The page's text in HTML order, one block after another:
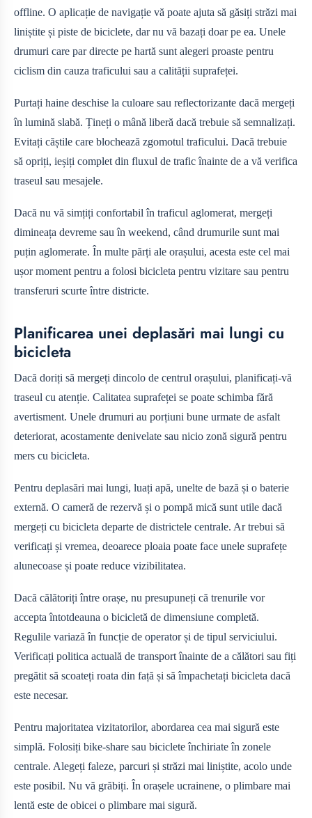
offline. O aplicație de navigație vă poate ajuta să găsiți străzi mai
liniștite și piste de biciclete, dar nu vă bazați doar pe ea. Unele
drumuri care par directe pe hartă sunt alegeri proaste pentru
ciclism din cauza traficului sau a calității suprafeței.
Purtați haine deschise la culoare sau reflectorizante dacă mergeți
în lumină slabă. Țineți o mână liberă dacă trebuie să semnalizați.
Evitați căștile care blochează zgomotul traficului. Dacă trebuie
să opriți, ieșiți complet din fluxul de trafic înainte de a vă verifica
traseul sau mesajele.
Dacă nu vă simțiți confortabil în traficul aglomerat, mergeți
dimineața devreme sau în weekend, când drumurile sunt mai
puțin aglomerate. În multe părți ale orașului, acesta este cel mai
ușor moment pentru a folosi bicicleta pentru vizitare sau pentru
transferuri scurte între districte.
Planificarea unei deplasări mai lungi cu
bicicleta
Dacă doriți să mergeți dincolo de centrul orașului, planificați-vă
traseul cu atenție. Calitatea suprafeței se poate schimba fără
avertisment. Unele drumuri au porțiuni bune urmate de asfalt
deteriorat, acostamente denivelate sau nicio zonă sigură pentru
mers cu bicicleta.
Pentru deplasări mai lungi, luați apă, unelte de bază și o baterie
externă. O cameră de rezervă și o pompă mică sunt utile dacă
mergeți cu bicicleta departe de districtele centrale. Ar trebui să
verificați și vremea, deoarece ploaia poate face unele suprafețe
alunecoase și poate reduce vizibilitatea.
Dacă călătoriți între orașe, nu presupuneți că trenurile vor
accepta întotdeauna o bicicletă de dimensiune completă.
Regulile variază în funcție de operator și de tipul serviciului.
Verificați politica actuală de transport înainte de a călători sau fiți
pregătit să scoateți roata din față și să împachetați bicicleta dacă
este necesar.
Pentru majoritatea vizitatorilor, abordarea cea mai sigură este
simplă. Folosiți bike-share sau biciclete închiriate în zonele
centrale. Alegeți faleze, parcuri și străzi mai liniștite, acolo unde
este posibil. Nu vă grăbiți. În orașele ucrainene, o plimbare mai
lentă este de obicei o plimbare mai sigură.